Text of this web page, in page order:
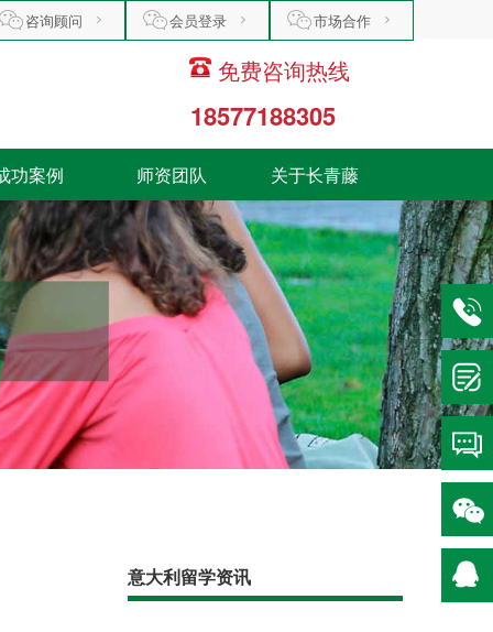
市场合作
会员登录
咨询顾问
免费咨询热线
18577188305
功案例 师资团队 关于长青藤
意大利留学资讯